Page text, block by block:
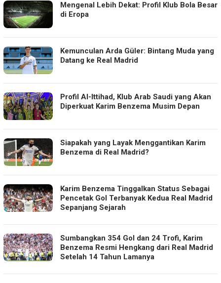
Mengenal Lebih Dekat: Profil Klub Bola Besar
di Eropa
Kemunculan Arda Güler: Bintang Muda yang
Datang ke Real Madrid
Profil Al-Ittihad, Klub Arab Saudi yang Akan
Diperkuat Karim Benzema Musim Depan
Siapakah yang Layak Menggantikan Karim
Benzema di Real Madrid?
Karim Benzema Tinggalkan Status Sebagai
Pencetak Gol Terbanyak Kedua Real Madrid
Sepanjang Sejarah
Sumbangkan 354 Gol dan 24 Trofi, Karim
Benzema Resmi Hengkang dari Real Madrid
Setelah 14 Tahun Lamanya